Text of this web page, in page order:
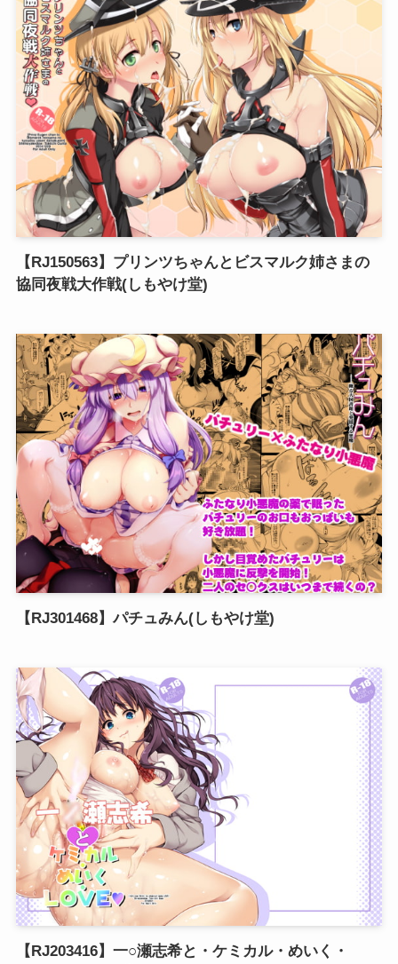
【RJ150563】プリンツちゃんとビスマルク姉さまの
協同夜戦大作戦(しもやけ堂)
【RJ301468】パチュみん(しもやけ堂)
【RJ203416】一○瀬志希と・ケミカル・めいく・